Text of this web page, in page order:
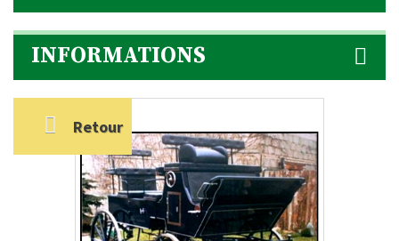
INFORMATIONS
Retour